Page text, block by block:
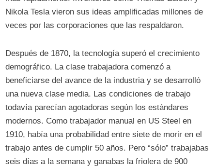
Nikola Tesla vieron sus ideas amplificadas millones de
veces por las corporaciones que las respaldaron.
Después de 1870, la tecnología superó el crecimiento
demográfico. La clase trabajadora comenzó a
beneficiarse del avance de la industria y se desarrolló
una nueva clase media. Las condiciones de trabajo
todavía parecían agotadoras según los estándares
modernos. Como trabajador manual en US Steel en
1910, había una probabilidad entre siete de morir en el
trabajo antes de cumplir 50 años. Pero “sólo” trabajabas
seis días a la semana y ganabas la friolera de 900